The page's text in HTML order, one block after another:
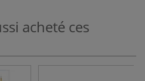
acheté ces